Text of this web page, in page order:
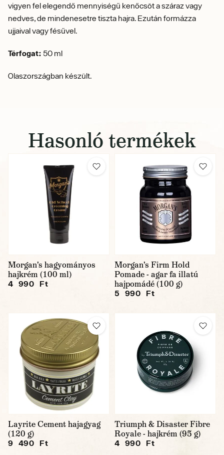
vigyen fel elegendő mennyiségű kenőcsöt a száraz vagy
nedves, de mindenesetre tiszta hajra. Ezután formázza
ujjaival vagy fésűvel.
Térfogat: 50 ml
Olaszországban készült.
Hasonló termékek
Morgan's hagyományos
hajkrém (100 ml)
4 990 Ft
Morgan's Firm Hold
Pomade - agar fa illatú
hajpomádé (100 g)
5 990 Ft
Layrite Cement hajagyag
(120 g)
9 490 Ft
Triumph & Disaster Fibre
Royale - hajkrém (95 g)
4 990 Ft